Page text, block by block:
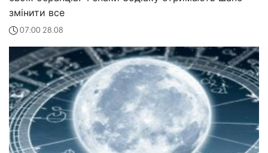
змінити все
07:00 28.08